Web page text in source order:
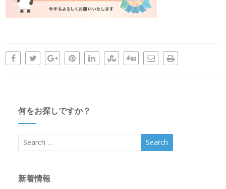
何をお探しですか？
新着情報